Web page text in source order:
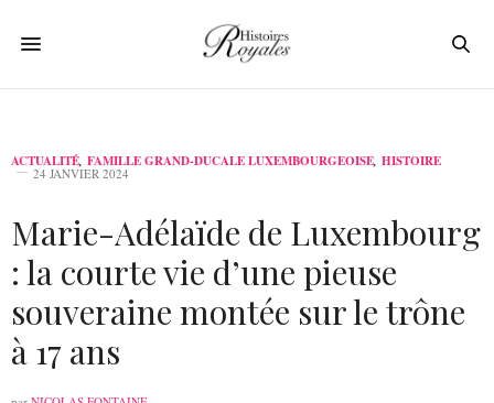
ACTUALITÉ, FAMILLE GRAND-DUCALE LUXEMBOURGEOISE, HISTOIRE
24 JANVIER 2024
Marie-Adélaïde de Luxembourg
: la courte vie d’une pieuse
souveraine montée sur le trône
à 17 ans